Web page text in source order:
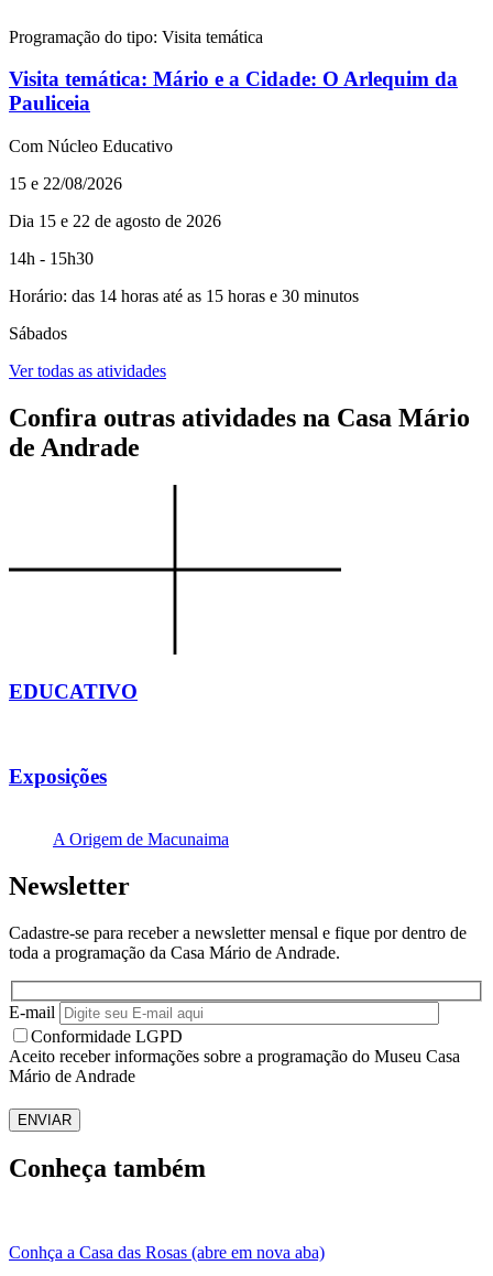
Programação do tipo: Visita temática
Visita temática: Mário e a Cidade: O Arlequim da
Pauliceia
Com Núcleo Educativo
15 e 22/08/2026
Dia 15 e 22 de agosto de 2026
14h - 15h30
Horário: das 14 horas até as 15 horas e 30 minutos
Sábados
Ver todas as atividades
Confira outras atividades na Casa Mário
de Andrade
EDUCATIVO
Exposições
A Origem de Macunaima
Newsletter
Cadastre-se para receber a newsletter mensal e fique por dentro de
toda a programação da Casa Mário de Andrade.
E-mail
Conformidade LGPD
Aceito receber informações sobre a programação do Museu Casa
Mário de Andrade
ENVIAR
Conheça também
Conhça a Casa das Rosas (abre em nova aba)